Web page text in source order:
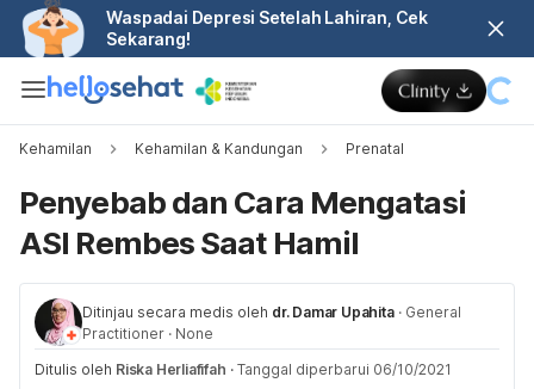
Waspadai Depresi Setelah Lahiran, Cek
Sekarang!
Kehamilan Kehamilan & Kandungan Prenatal
Penyebab dan Cara Mengatasi
ASI Rembes Saat Hamil
Ditinjau secara medis oleh dr. Damar Upahita · General
Practitioner · None
Ditulis oleh Riska Herliafifah · Tanggal diperbarui 06/10/2021